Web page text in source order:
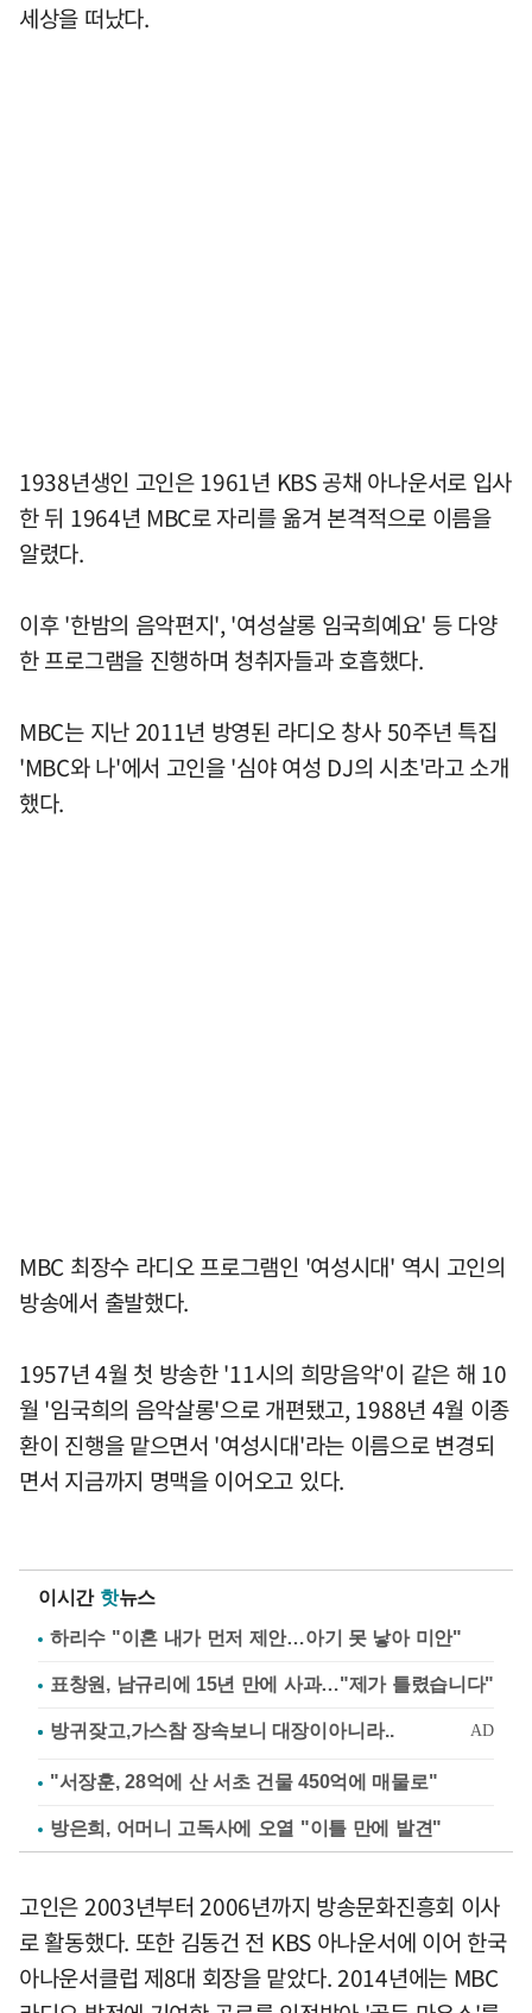
세상을 떠났다.
1938년생인 고인은 1961년 KBS 공채 아나운서로 입사
한 뒤 1964년 MBC로 자리를 옮겨 본격적으로 이름을
알렸다.
이후 '한밤의 음악편지', '여성살롱 임국희예요' 등 다양
한 프로그램을 진행하며 청취자들과 호흡했다.
MBC는 지난 2011년 방영된 라디오 창사 50주년 특집
'MBC와 나'에서 고인을 '심야 여성 DJ의 시초'라고 소개
했다.
MBC 최장수 라디오 프로그램인 '여성시대' 역시 고인의
방송에서 출발했다.
1957년 4월 첫 방송한 '11시의 희망음악'이 같은 해 10
월 '임국희의 음악살롱'으로 개편됐고, 1988년 4월 이종
환이 진행을 맡으면서 '여성시대'라는 이름으로 변경되
면서 지금까지 명맥을 이어오고 있다.
이시간 핫뉴스
하리수 "이혼 내가 먼저 제안…아기 못 낳아 미안"
표창원, 남규리에 15년 만에 사과…"제가 틀렸습니다"
"서장훈, 28억에 산 서초 건물 450억에 매물로"
방은희, 어머니 고독사에 오열 "이틀 만에 발견"
고인은 2003년부터 2006년까지 방송문화진흥회 이사
로 활동했다. 또한 김동건 전 KBS 아나운서에 이어 한국
아나운서클럽 제8대 회장을 맡았다. 2014년에는 MBC